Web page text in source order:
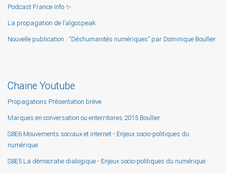
Podcast France Info ✨
La propagation de l’algospeak
Nouvelle publication : “Déshumanités numériques” par Dominique Boullier
Chaine Youtube
Propagations Présentation brève
Marques en conversation ou enterritoires 2015 Boullier
S8E6 Mouvements sociaux et internet - Enjeux socio-politiques du
numérique
S8E5 La démocratie dialogique - Enjeux socio-politiques du numérique